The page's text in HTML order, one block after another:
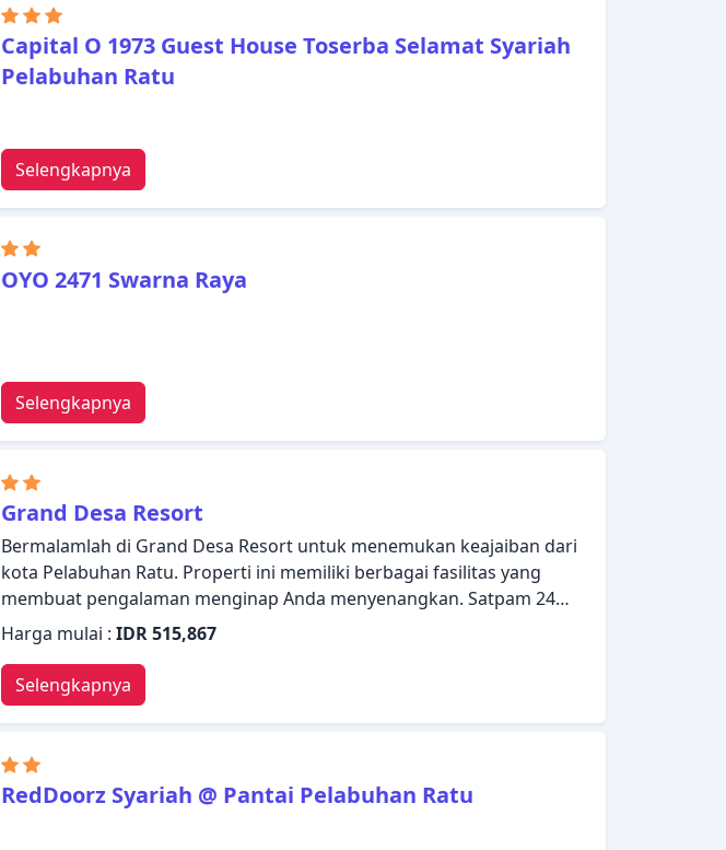
internet WiFi (gratis), bak mandi whirlpool, AC. Akses ke kolam renang
luar ruangan, menyelam, memancing, pijat, taman bermain anak di
hotel akan meningkatkan kepuasan menginap Anda. Temukan semua
yang Pelabuhan Ratu tawarkan dengan membuat Augusta Pelabuhan
Capital O 1973 Guest House Toserba Selamat Syariah
Pelabuhan Ratu
Selengkapnya
OYO 2471 Swarna Raya
Selengkapnya
Grand Desa Resort
Bermalamlah di Grand Desa Resort untuk menemukan keajaiban dari
kota Pelabuhan Ratu. Properti ini memiliki berbagai fasilitas yang
membuat pengalaman menginap Anda menyenangkan. Satpam 24
jam, resepsionis 24 jam, Wi-fi di tempat umum, tempat parkir mobil,
layanan kamar tersedia untuk dinikmati oleh para tamu. Linen, cermin,
handuk, ruang penyimpanan pakaian, AC dapat ditemukan di
beberapa pilihan kamar. Beristirahatlah setelah seharian beraktivitas
dan nikmatilah kolam renang luar ruangan, pijat. Dengan layanan
handal dan staf profesional, Grand Desa Resort memenuhi kebutuhan
Anda.
Harga mulai :IDR 515,867
Selengkapnya
RedDoorz Syariah @ Pantai Pelabuhan Ratu